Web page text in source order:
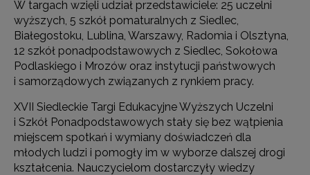
W targach wzięli udział przedstawiciele: 25 uczelni
wyższych, 5 szkół pomaturalnych z Siedlec,
Białegostoku, Lublina, Warszawy, Radomia i Olsztyna,
12 szkół ponadpodstawowych z Siedlec, Sokołowa
Podlaskiego i Mrozów oraz instytucji państwowych
i samorządowych związanych z rynkiem pracy.
XVII Siedleckie Targi Edukacyjne Wyższych Uczelni
i Szkół Ponadpodstawowych stały się bez wątpienia
miejscem spotkań i wymiany doświadczeń dla
młodych ludzi i pomogły im w wyborze dalszej drogi
kształcenia. Nauczycielom dostarczyły wiedzy